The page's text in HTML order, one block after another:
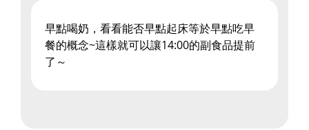
早點喝奶，看看能否早點起床等於早點吃早
餐的概念~這樣就可以讓14:00的副食品提前
了～